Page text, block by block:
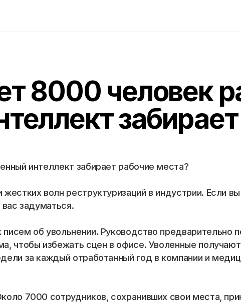
8000 человек
интеллект забирает рабочие места?
волн реструктуризаций в индустрии. Если
задуматься.
об увольнении. Руководство предварительно
чтобы избежать сцен в офисе. Уволенные
за каждый отработанный год в компании и
7000 сотрудников, сохранивших свои места,